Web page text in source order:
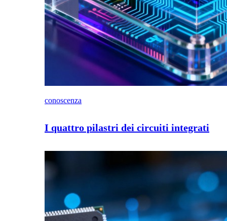
conoscenza
I quattro pilastri dei circuiti integrati